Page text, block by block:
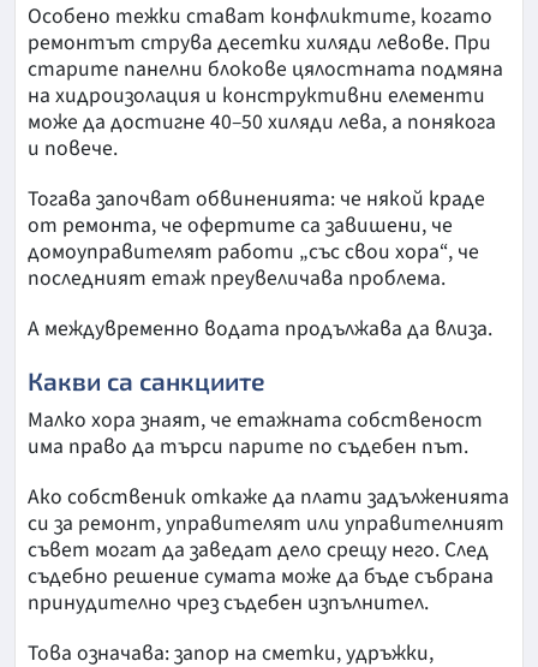
Особено тежки стават конфликтите, когато
ремонтът струва десетки хиляди левове. При
старите панелни блокове цялостната подмяна
на хидроизолация и конструктивни елементи
може да достигне 40–50 хиляди лева, а понякога
и повече.
Тогава започват обвиненията: че някой краде
от ремонта, че офертите са завишени, че
домоуправителят работи „със свои хора“, че
последният етаж преувеличава проблема.
А междувременно водата продължава да влиза.
Какви са санкциите
Малко хора знаят, че етажната собственост
има право да търси парите по съдебен път.
Ако собственик откаже да плати задълженията
си за ремонт, управителят или управителният
съвет могат да заведат дело срещу него. След
съдебно решение сумата може да бъде събрана
принудително чрез съдебен изпълнител.
Това означава: запор на сметки, удръжки,